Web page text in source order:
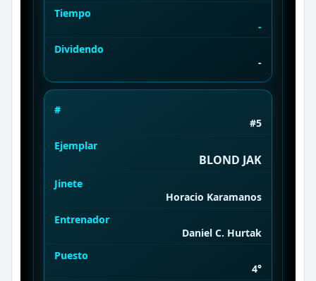
Tiempo
-
Dividendo
-
#
#5
Ejemplar
BLOND JAK
Jinete
Horacio Karamanos
Entrenador
Daniel C. Hurtak
Puesto
4°